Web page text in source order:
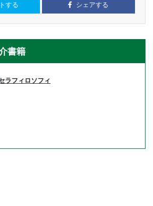
する シェアする
書籍
ラフィロソフィ